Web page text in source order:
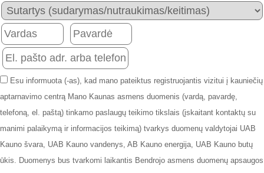
Esu informuota (-as), kad mano pateiktus registruojantis vizitui į kauniečių
aptarnavimo centrą Mano Kaunas asmens duomenis (vardą, pavardę,
telefoną, el. paštą) tinkamo paslaugų teikimo tikslais (įskaitant kontaktų su
manimi palaikymą ir informacijos teikimą) tvarkys duomenų valdytojai UAB
Kauno švara, UAB Kauno vandenys, AB Kauno energija, UAB Kauno butų
ūkis. Duomenys bus tvarkomi laikantis Bendrojo asmens duomenų apsaugos